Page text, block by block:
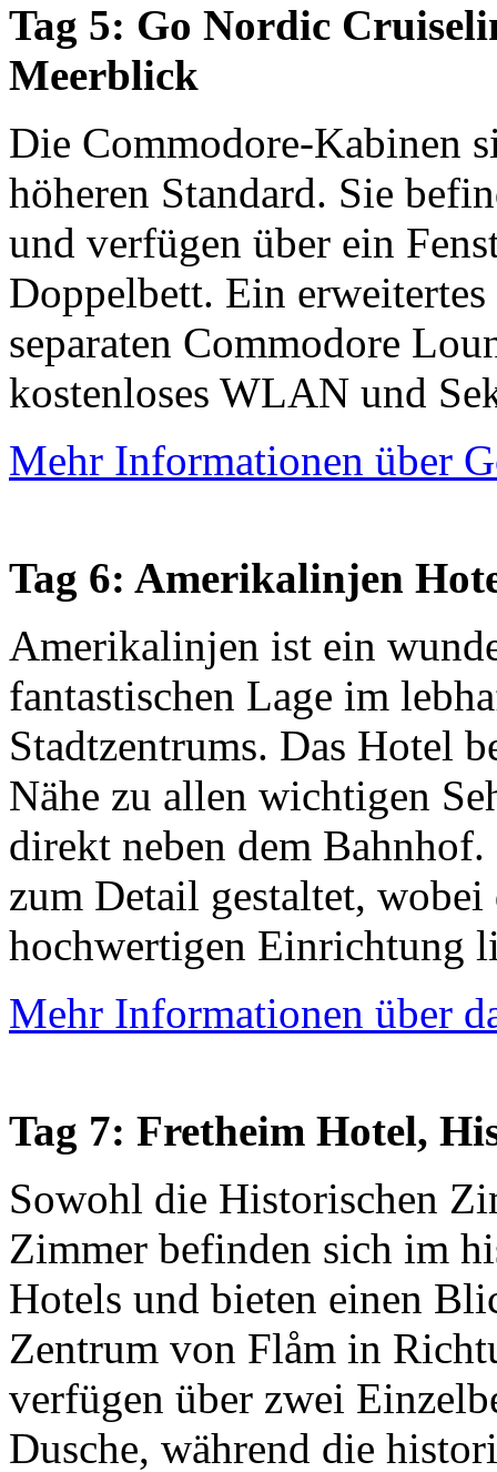
Tag 5: Go Nordic
Meerblick
Die Commodore-Kabinen
höheren Standard. Sie
und verfügen über ein
Doppelbett. Ein
separaten Commodore
kostenloses WLAN und
Mehr Informationen über
Tag 6: Amerikalinjen
Amerikalinjen ist ein
fantastischen Lage im
Stadtzentrums. Das Hotel
Nähe zu allen wichtigen
direkt neben dem
zum Detail gestaltet,
hochwertigen Einrichtung
Mehr Informationen über
Tag 7: Fretheim Hotel,
Sowohl die Historischen
Zimmer befinden sich im
Hotels und bieten einen
Zentrum von Flåm in
verfügen über zwei
Dusche, während die